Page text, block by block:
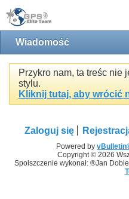
Wiadomość
Przykro nam, ta treśc nie
stylu.
Kliknij tutaj, aby wrócić
Zaloguj się
Powered by
Copyright © 2026
Spolszczenie wykonał: ®Jan